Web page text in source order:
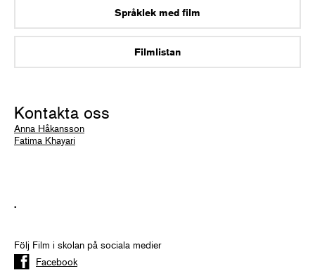
Språklek med film
Filmlistan
Kontakta oss
Anna Håkansson
Fatima Khayari
.
Följ Film i skolan på sociala medier
Facebook